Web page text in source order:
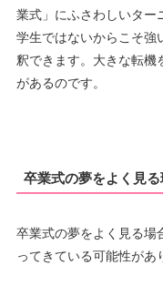
業式」にふさわしいター
学生ではないからこそ強
釈できます。大きな転機
があるのです。
卒業式の夢をよく見る
卒業式の夢をよく見る場
ってきている可能性があ